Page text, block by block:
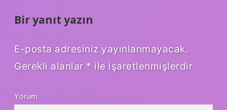
Bir yanıt yazın
E-posta adresiniz yayınlanmayacak.
Gerekli alanlar * ile işaretlenmişlerdir
Yorum